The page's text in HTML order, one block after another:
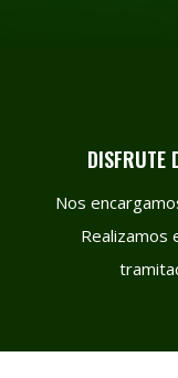
DISFRUTE
Nos
Realizamos